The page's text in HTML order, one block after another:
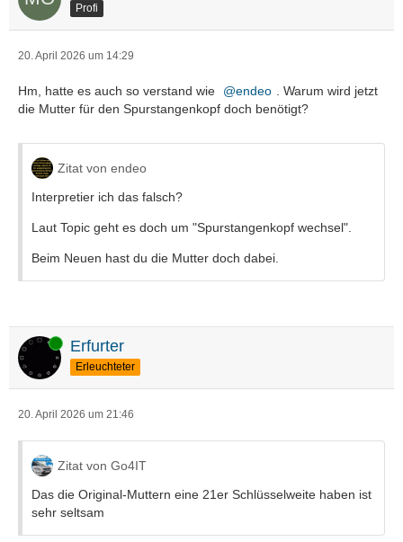
Profi
20. April 2026 um 14:29
Hm, hatte es auch so verstand wie endeo
. Warum wird jetzt
die Mutter für den Spurstangenkopf doch benötigt?
Zitat von endeo
Interpretier ich das falsch?
Laut Topic geht es doch um "Spurstangenkopf wechsel".
Beim Neuen hast du die Mutter doch dabei.
Online Erfurter
Erleuchteter
20. April 2026 um 21:46
Zitat von Go4IT
Das die Original-Muttern eine 21er Schlüsselweite haben ist
sehr seltsam